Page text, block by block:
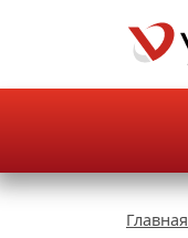
Главная